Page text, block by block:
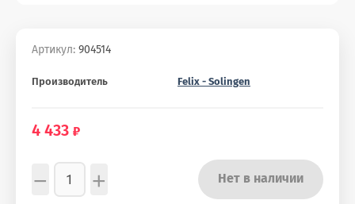
Артикул: 904514
Производитель Felix - Solingen
4 433
− + Нет в наличии